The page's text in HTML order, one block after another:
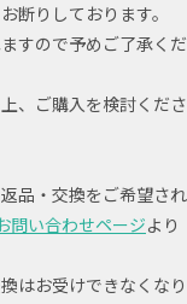
断りしております。
すので予めご了承くだ
、ご購入を検討くださ
品・交換をご希望され
問い合わせページより
はお受けできなくなり